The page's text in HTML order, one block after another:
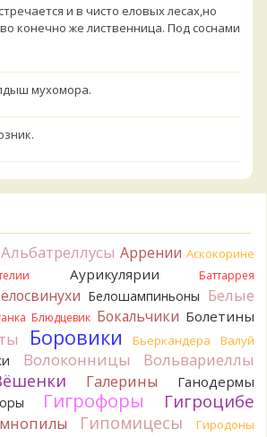
и в чисто еловых лесах,но
конечно же лиственница. Под соснами
мухомора.
всего он.
мыльная, судя по пластинкам.
что не взяли.
чёрный, или близкие виды
мне, на земле и в руке - разные грибы.
Альбатреллусы Аррении Аскокорине
Аурикулярии Баттаррея
Белошампиньоны Белые
Блюдцевик Бокальчики Болетины
Боровики Бьеркандера Валуй
Волоконницы Вольвариеллы
Галерины Ганодермы
Гигрофоры Гигроцибе
Гипомицесы Гиродоны